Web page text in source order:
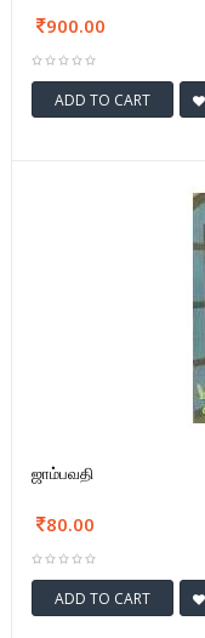
900.00
ADD TO CART
ஜாம்பவதி
80.00
ADD TO CART